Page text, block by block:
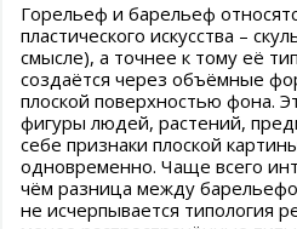
Горельеф и барельеф
пластического искусства –
смысле), а точнее к тому её
создаётся через объёмные
плоской поверхностью фона.
фигуры людей, растений,
себе признаки плоской
одновременно. Чаще всего
чём разница между
не исчерпывается типология